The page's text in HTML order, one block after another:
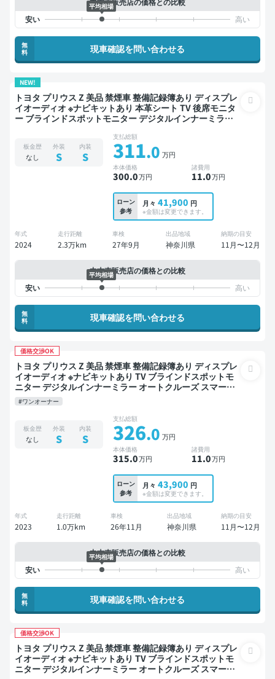
平均相場
無
料
現車確認を問い合わせる
NEW!
トヨタ プリウス Z 美品 禁煙車 整備記録簿あり ディスプレ
イオーディオ ※ナビキットあり 本革シート TV 後席モニタ
ー ブラインドスポットモニター デジタルインナーミラー
モニター 全方位カメラ ドライブレコーダー 衝突軽減
板金歴
なし
外装
S
内装
S
支払総額
311.0 万円
本体価格
300.0万円
諸費用
11.0万円
ローン
参考
月々 41,900 円
※金額は変更できます。
年式
2024
走行距離
2.3万km
車検
27年9月
出品地域
神奈川県
納期の目安
11月〜12月
中古車販売店の価格との比較
平均相場
無
料
現車確認を問い合わせる
価格交渉OK
トヨタ プリウス Z 美品 禁煙車 整備記録簿あり ディスプレ
イオーディオ ※ナビキットあり TV ブラインドスポットモ
ニター デジタルインナーミラー オートクルーズ スマート
キー ETC 電動バックドア バックモニター 全方位カメラ ド
ライブレコーダー 衝突軽減
#ワンオーナー
板金歴
なし
外装
S
内装
S
支払総額
326.0 万円
本体価格
315.0万円
諸費用
11.0万円
ローン
参考
月々 43,900 円
※金額は変更できます。
年式
2023
走行距離
1.0万km
車検
26年11月
出品地域
神奈川県
納期の目安
11月〜12月
中古車販売店の価格との比較
平均相場
無
料
現車確認を問い合わせる
価格交渉OK
トヨタ プリウス Z 美品 禁煙車 整備記録簿あり ディスプレ
イオーディオ ※ナビキットあり TV ブラインドスポットモ
ニター デジタルインナーミラー オートクルーズ スマート